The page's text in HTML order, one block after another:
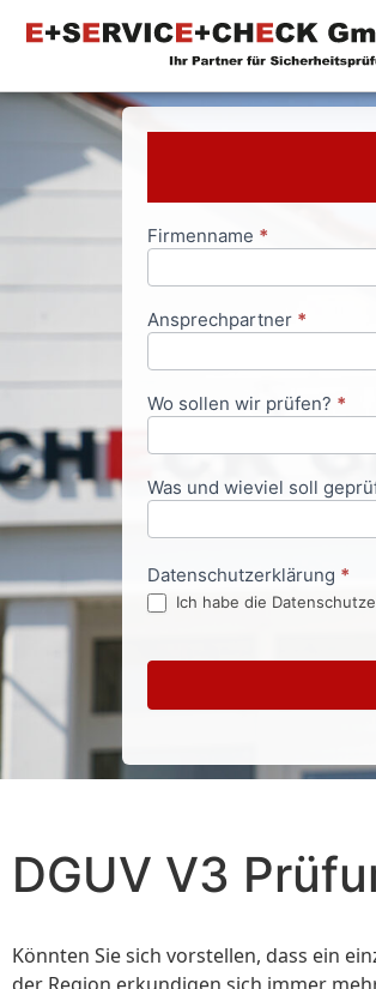
Anfrageformular
Firmenname *
Ansprechpartner *
Wo sollen wir prüfen? *
Was und wieviel soll
Datenschutzerklärung *
Ich habe die
DGUV V3
Könnten Sie sich vorstellen, dass ein